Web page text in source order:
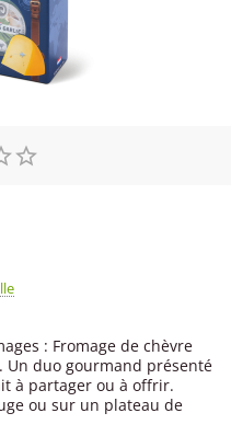
: Fromage de chèvre
Un duo gourmand présenté
à partager ou à offrir.
ou sur un plateau de